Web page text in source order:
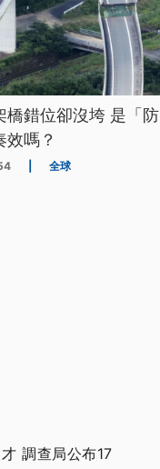
橋錯位卻沒垮 是「防
效嗎？
全球
調查局公布17